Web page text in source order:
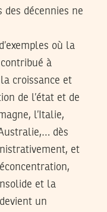
des décennies ne
où la
à
croissance et
de l’état et de
l’Italie,
dès
et
et la
un